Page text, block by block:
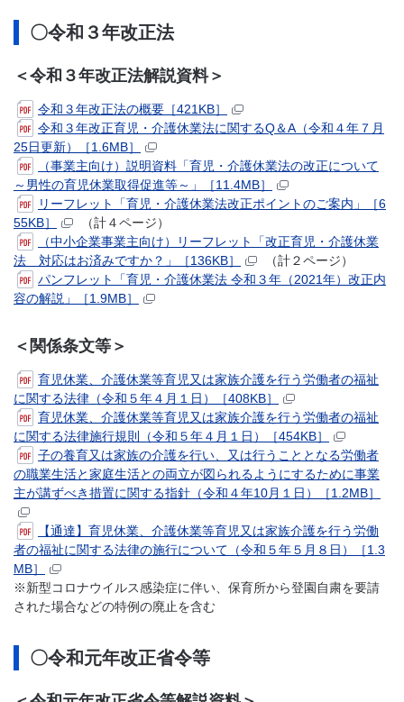
〇令和３年改正法
＜令和３年改正法解説資料＞
令和３年改正法の概要［421KB］
令和３年改正育児・介護休業法に関するQ＆A（令和４年７月
25日更新）［1.6MB］
（事業主向け）説明資料「育児・介護休業法の改正について
～男性の育児休業取得促進等～」［11.4MB］
リーフレット「育児・介護休業法改正ポイントのご案内」［6
55KB］
（計４ページ）
（中小企業事業主向け）リーフレット「改正育児・介護休業
法 対応はお済みですか？」［136KB］
（計２ページ）
パンフレット「育児・介護休業法 令和３年（2021年）改正内
容の解説」［1.9MB］
＜関係条文等＞
育児休業、介護休業等育児又は家族介護を行う労働者の福祉
に関する法律（令和５年４月１日）［408KB］
育児休業、介護休業等育児又は家族介護を行う労働者の福祉
に関する法律施行規則（令和５年４月１日）［454KB］
子の養育又は家族の介護を行い、又は行うこととなる労働者
の職業生活と家庭生活との両立が図られるようにするために事業
主が講ずべき措置に関する指針（令和４年10月１日）［1.2MB］
【通達】育児休業、介護休業等育児又は家族介護を行う労働
者の福祉に関する法律の施行について（令和５年５月８日）［1.3
MB］
※新型コロナウイルス感染症に伴い、保育所から登園自粛を要請
された場合などの特例の廃止を含む
〇令和元年改正省令等